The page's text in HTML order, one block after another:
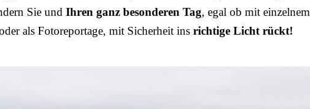
Sie und Ihren ganz besonderen Tag, egal ob mit einzelnem
als Fotoreportage, mit Sicherheit ins richtige Licht rückt!